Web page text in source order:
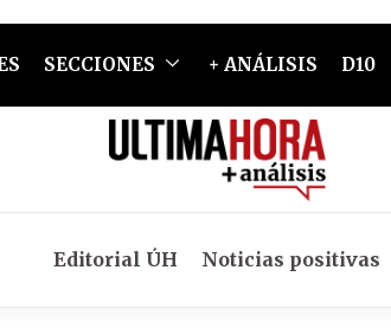
SECCIONES + ANÁLISIS D10
Editorial ÚH Noticias positivas